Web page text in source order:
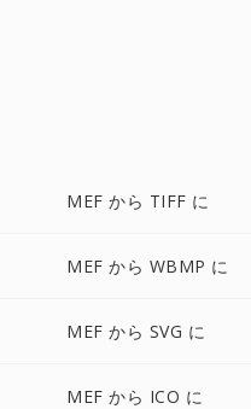
MEF から TIFF に
MEF から WBMP に
MEF から SVG に
MEF から ICO に